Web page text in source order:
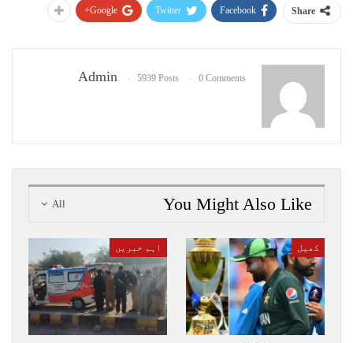
Share
Facebook
Twitter
Google+
Admin 5939 Posts 0 Comments
All You Might Also Like
کھیل اہم خبریں